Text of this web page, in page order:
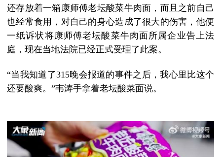
还存放着一箱康师傅老坛酸菜牛肉面，而且之前自己
也经常食用，对自己的身心造成了很大的伤害，他便
一纸诉状将康师傅老坛酸菜牛肉面所属企业告上法
庭，现在当地法院已经正式受理了此案。
“当我知道了315晚会报道的事件之后，我心里比这个
还要酸爽。”韦涛手拿着老坛酸菜面说。